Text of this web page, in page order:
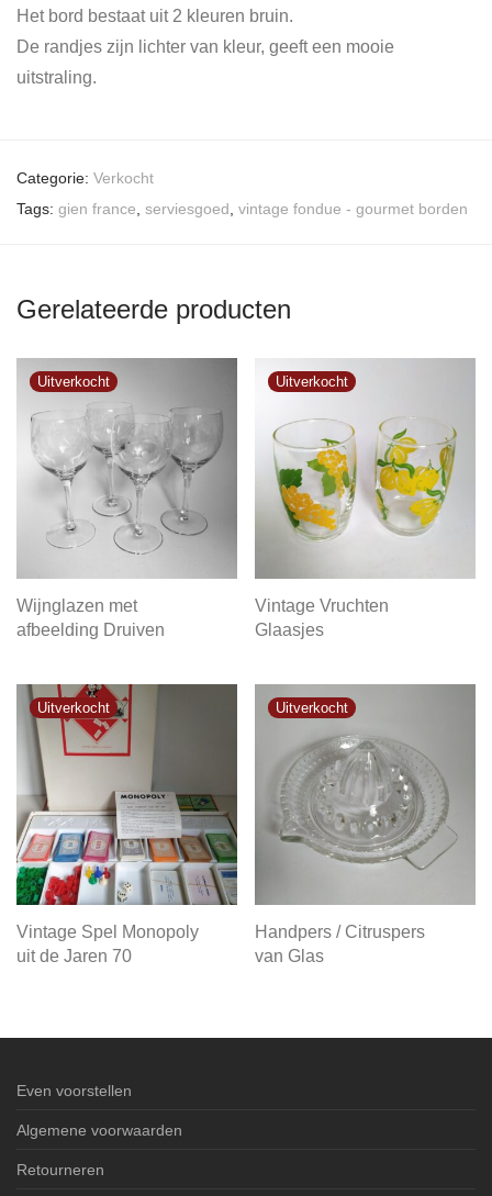
Het bord bestaat uit 2 kleuren bruin.
De randjes zijn lichter van kleur, geeft een mooie
uitstraling.
Categorie: Verkocht
Tags: gien france serviesgoed vintage fondue - gourmet borden
Gerelateerde producten
Wijnglazen met
afbeelding Druiven
Vintage Vruchten
Glaasjes
Vintage Spel Monopoly
uit de Jaren 70
Handpers / Citruspers
van Glas
Even voorstellen
Algemene voorwaarden
Retourneren